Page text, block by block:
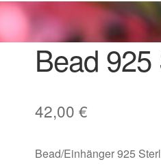
Gedenken anImpressum
Co.
Bead
42,00 €
Bead/Einhänger 925